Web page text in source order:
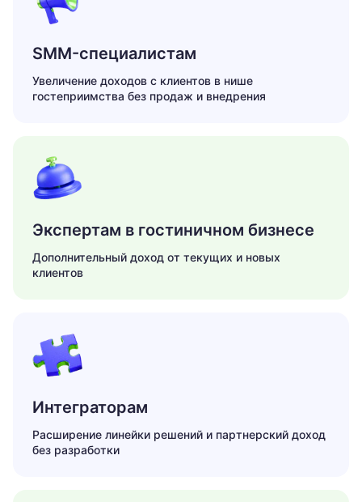
SMM-специалистам
Увеличение доходов с клиентов в нише
гостеприимства без продаж и внедрения
Экспертам в гостиничном бизнесе
Дополнительный доход от текущих и новых
клиентов
Интеграторам
Расширение линейки решений и партнерский доход
без разработки